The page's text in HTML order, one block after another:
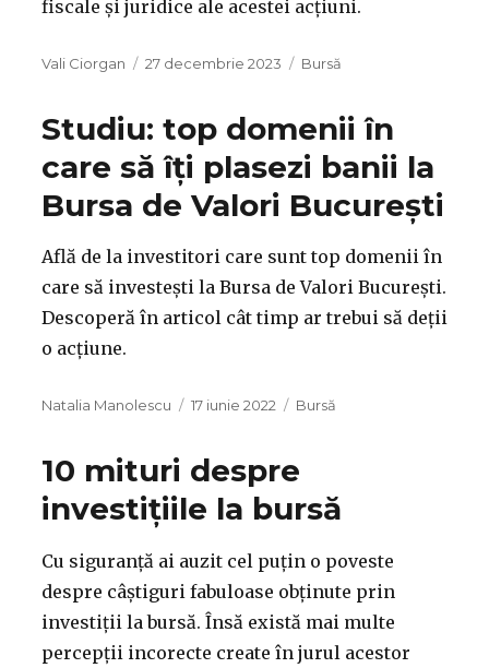
fiscale și juridice ale acestei acțiuni.
Autor
Vali Ciorgan
Publicat
27 decembrie 2023 Categorii
Bursă
Studiu: top domenii în
care să îți plasezi banii la
Bursa de Valori București
Află de la investitori care sunt top domenii în
care să investești la Bursa de Valori București.
Descoperă în articol cât timp ar trebui să deții
o acțiune.
Autor
Natalia Manolescu
Publicat
17 iunie 2022 Categorii
Bursă
10 mituri despre
investițiile la bursă
Cu siguranță ai auzit cel puțin o poveste
despre câștiguri fabuloase obținute prin
investiții la bursă. Însă există mai multe
percepții incorecte create în jurul acestor